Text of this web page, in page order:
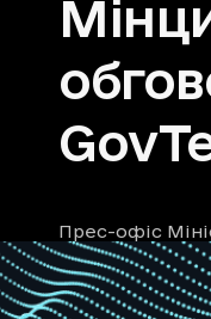
Автори
Прес-офіс
Дата та час